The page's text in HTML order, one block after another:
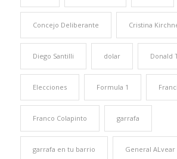
Concejo Deliberante Cristina
Diego Santilli dolar Donald
Elecciones Formula 1
Franco Colapinto garrafa
garrafa en tu barrio General ALvear